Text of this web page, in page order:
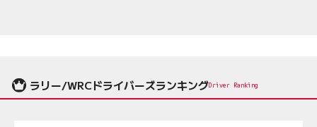
ラリー/WRCドライバーズランキングDriver Ranking